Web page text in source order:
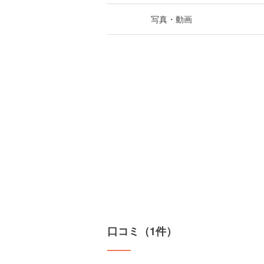
写真・動画
口コミ（1件）